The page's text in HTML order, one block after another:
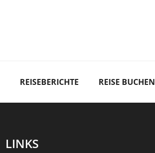
REISEBERICHTE REISE BUCHEN
LINKS